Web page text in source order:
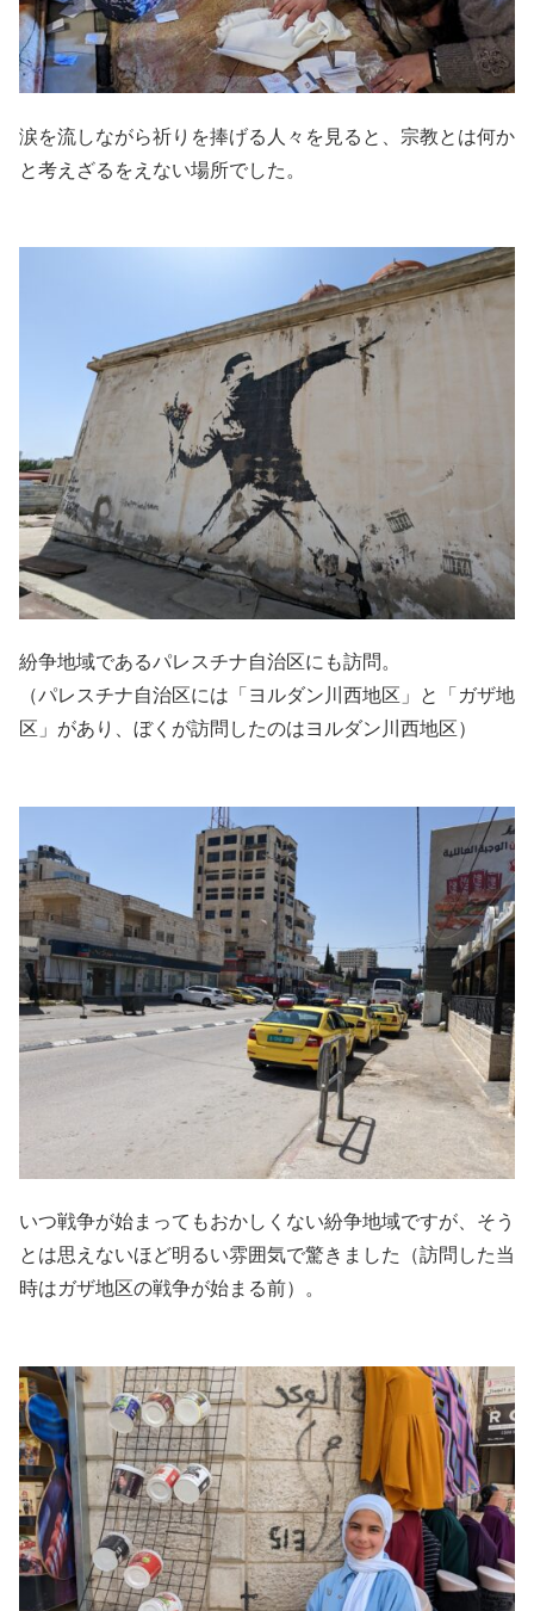
涙を流しながら祈りを捧げる人々を見ると、宗教とは何か
と考えざるをえない場所でした。
紛争地域であるパレスチナ自治区にも訪問。
（パレスチナ自治区には「ヨルダン川西地区」と「ガザ地
区」があり、ぼくが訪問したのはヨルダン川西地区）
いつ戦争が始まってもおかしくない紛争地域ですが、そう
とは思えないほど明るい雰囲気で驚きました（訪問した当
時はガザ地区の戦争が始まる前）。